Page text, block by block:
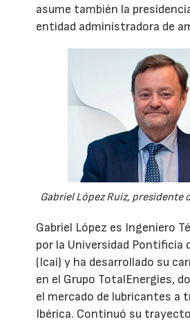
asume también la
entidad administradora de
Gabriel López Ruiz, presidente
Gabriel López es Ingeniero
por la Universidad Pontificia
(Icai) y ha desarrollado su
en el Grupo TotalEnergies,
el mercado de lubricantes a
Ibérica. Continuó su